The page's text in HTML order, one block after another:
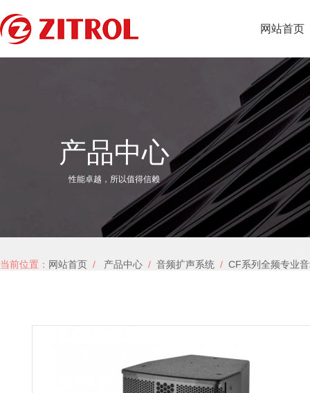
网站首页
产品中心
性能卓越，所以值得信赖
当前位置： 网站首页 / 产品中心 / 音频扩声系统 / CF系列全频专业